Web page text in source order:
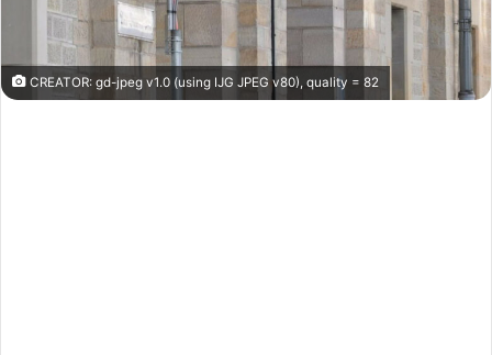
CREATOR: gd-jpeg v1.0 (using IJG JPEG v80), quality = 82